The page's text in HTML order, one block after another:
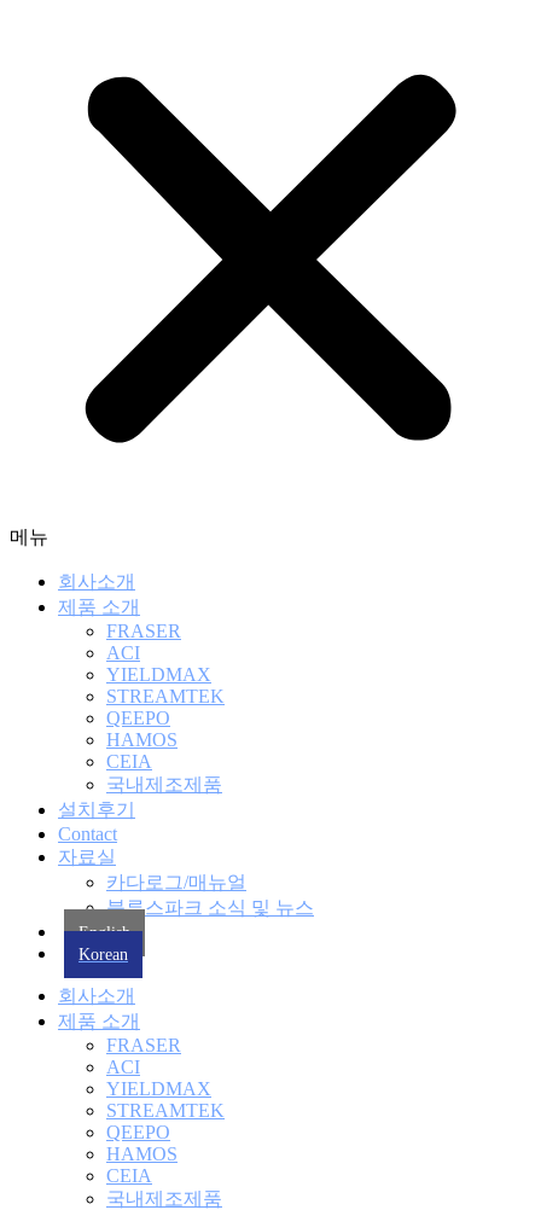
메뉴
회사소개
제품 소개
FRASER
ACI
YIELDMAX
STREAMTEK
QEEPO
HAMOS
CEIA
국내제조제품
설치후기
Contact
자료실
카다로그/매뉴얼
블루스파크 소식 및 뉴스
English
Korean
회사소개
제품 소개
FRASER
ACI
YIELDMAX
STREAMTEK
QEEPO
HAMOS
CEIA
국내제조제품